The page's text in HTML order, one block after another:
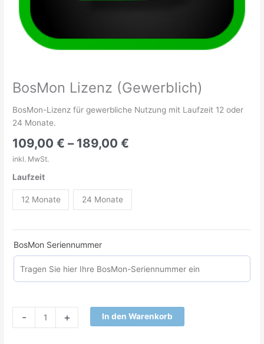
BosMon Lizenz (Gewerblich)
BosMon-Lizenz für gewerbliche Nutzung mit Laufzeit 12 oder
24 Monate.
109,00€ – 189,00€
inkl. MwSt.
Laufzeit
12 Monate 24 Monate
BosMon Seriennummer
- + In den Warenkorb